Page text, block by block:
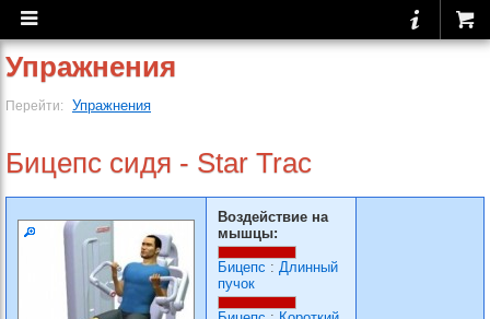
Упражнения
Перейти: Упражнения
Бицепс сидя - Star Trac
Воздействие на
мышцы:
Бицепс : Длинный
пучок